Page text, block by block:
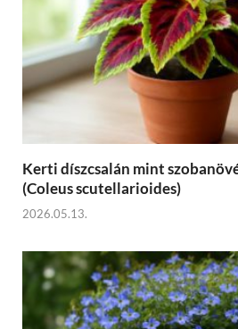
Kerti díszcsalán mint
(Coleus scutellarioides)
2026.05.13.